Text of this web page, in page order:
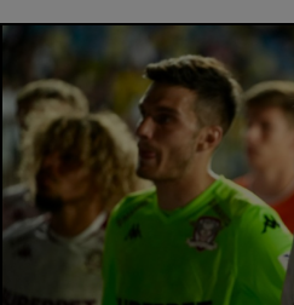
SuperLiga
Liga 2
Cupa României
Echipa Națională
Fotbal feminin